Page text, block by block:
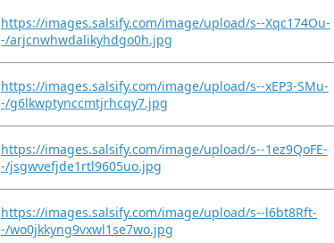
https://images.salsify.com/image/upload/s--Xqc174Ou-
-/arjcnwhwdalikyhdgo0h.jpg
https://images.salsify.com/image/upload/s--xEP3-SMu-
-/g6lkwptynccmtjrhcqy7.jpg
https://images.salsify.com/image/upload/s--1ez9QoFE-
-/jsgwvefjde1rtl9605uo.jpg
https://images.salsify.com/image/upload/s--l6bt8Rft-
-/wo0jkkyng9vxwl1se7wo.jpg